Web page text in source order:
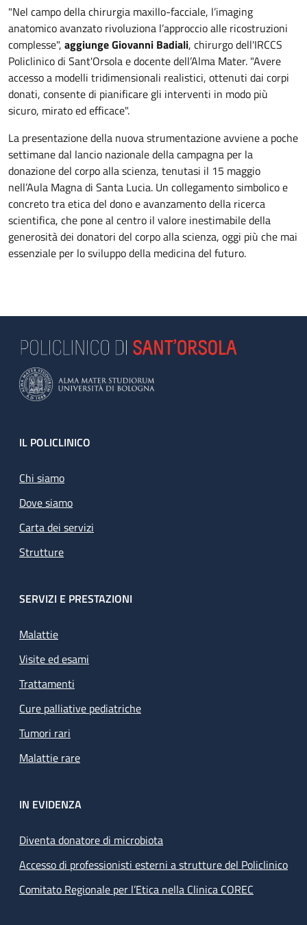
"Nel campo della chirurgia maxillo-facciale, l’imaging
anatomico avanzato rivoluziona l’approccio alle ricostruzioni
complesse", aggiunge Giovanni Badiali, chirurgo dell'IRCCS
Policlinico di Sant'Orsola e docente dell’Alma Mater. "Avere
accesso a modelli tridimensionali realistici, ottenuti dai corpi
donati, consente di pianificare gli interventi in modo più
sicuro, mirato ed efficace".
La presentazione della nuova strumentazione avviene a poche
settimane dal lancio nazionale della campagna per la
donazione del corpo alla scienza, tenutasi il 15 maggio
nell’Aula Magna di Santa Lucia. Un collegamento simbolico e
concreto tra etica del dono e avanzamento della ricerca
scientifica, che pone al centro il valore inestimabile della
generosità dei donatori del corpo alla scienza, oggi più che mai
essenziale per lo sviluppo della medicina del futuro.
Footer
IL POLICLINICO
Chi siamo
Dove siamo
Carta dei servizi
Strutture
SERVIZI E PRESTAZIONI
Malattie
Visite ed esami
Trattamenti
Cure palliative pediatriche
Tumori rari
Malattie rare
IN EVIDENZA
Diventa donatore di microbiota
Accesso di professionisti esterni a strutture del Policlinico
Comitato Regionale per l’Etica nella Clinica COREC